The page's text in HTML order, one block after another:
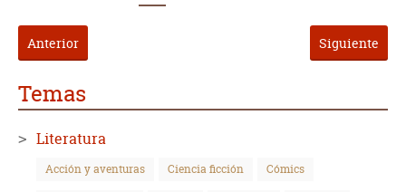
Anterior Siguiente
Temas
Literatura
Acción y aventuras Ciencia ficción Cómics